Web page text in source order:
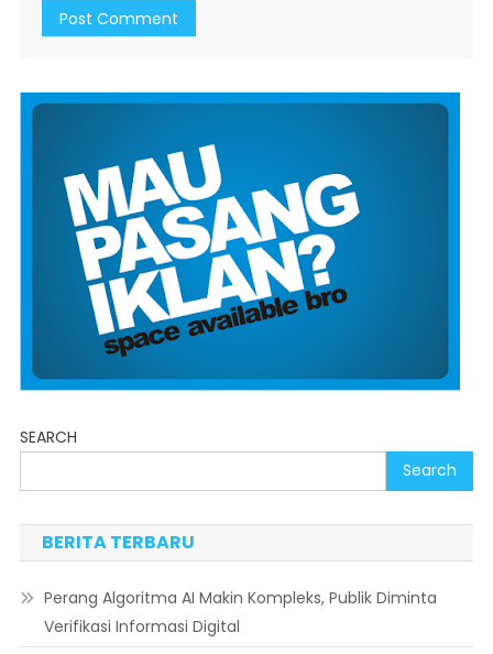
SEARCH
Search
BERITA TERBARU
Perang Algoritma AI Makin Kompleks, Publik Diminta
Verifikasi Informasi Digital